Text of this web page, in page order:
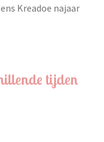
Kreadoe najaar
tijden